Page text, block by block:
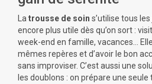
Latrousse de soin s’utilise tous
encore plus utile dès qu’on sort :
week-end en famille, vacances…
mêmes repères et d’avoir le bon
sans improviser. C’est aussi une
les doublons : on prépare une